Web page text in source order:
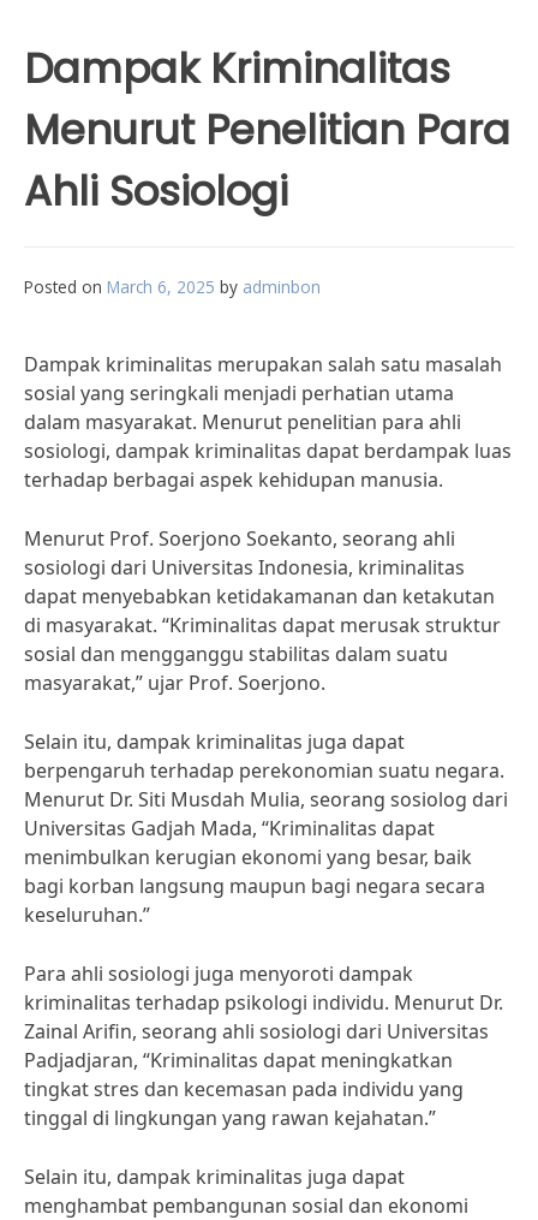
Dampak Kriminalitas
Menurut Penelitian Para
Ahli Sosiologi
Posted on March 6, 2025 by adminbon
Dampak kriminalitas merupakan salah satu masalah
sosial yang seringkali menjadi perhatian utama
dalam masyarakat. Menurut penelitian para ahli
sosiologi, dampak kriminalitas dapat berdampak luas
terhadap berbagai aspek kehidupan manusia.
Menurut Prof. Soerjono Soekanto, seorang ahli
sosiologi dari Universitas Indonesia, kriminalitas
dapat menyebabkan ketidakamanan dan ketakutan
di masyarakat. “Kriminalitas dapat merusak struktur
sosial dan mengganggu stabilitas dalam suatu
masyarakat,” ujar Prof. Soerjono.
Selain itu, dampak kriminalitas juga dapat
berpengaruh terhadap perekonomian suatu negara.
Menurut Dr. Siti Musdah Mulia, seorang sosiolog dari
Universitas Gadjah Mada, “Kriminalitas dapat
menimbulkan kerugian ekonomi yang besar, baik
bagi korban langsung maupun bagi negara secara
keseluruhan.”
Para ahli sosiologi juga menyoroti dampak
kriminalitas terhadap psikologi individu. Menurut Dr.
Zainal Arifin, seorang ahli sosiologi dari Universitas
Padjadjaran, “Kriminalitas dapat meningkatkan
tingkat stres dan kecemasan pada individu yang
tinggal di lingkungan yang rawan kejahatan.”
Selain itu, dampak kriminalitas juga dapat
menghambat pembangunan sosial dan ekonomi